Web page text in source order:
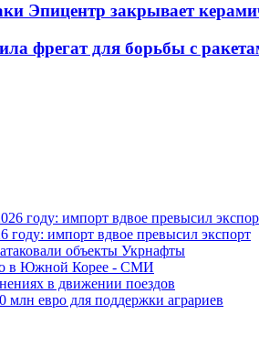
Эпицентр закрывает
фрегат для борьбы с
году: импорт вдвое превысил экспорт
объекты Укрнафты
в Южной Корее - СМИ
в движении поездов
млн евро для поддержки аграриев